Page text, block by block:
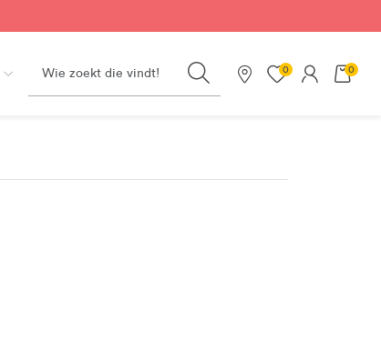
Search
Onze winkels
0 0